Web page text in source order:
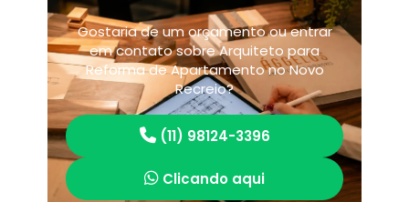
Gostaria de um orçamento ou entrar
em contato sobre Arquiteto para
Reforma de Apartamento no Novo
Recreio?
(11) 98124-3396
Clicando aqui